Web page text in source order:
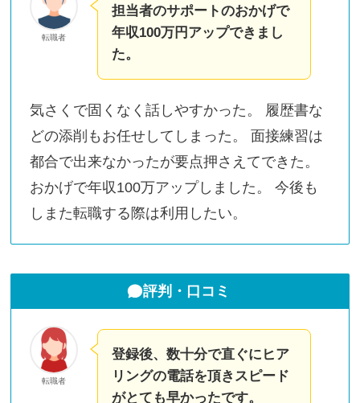
転職者
担当者のサポートのおかげで
年収100万円アップできまし
た。
気さくで固くなく話しやすかった。 履歴書な
どの添削もお任せしてしまった。 面接練習は
都合で出来なかったが要点押さえてできた。
おかげで年収100万アップしました。 今後も
しまた転職する際は利用したい。
評判・口コミ
転職者
登録後、数十分で直ぐにヒア
リングの電話を頂きスピード
がとても早かったです。